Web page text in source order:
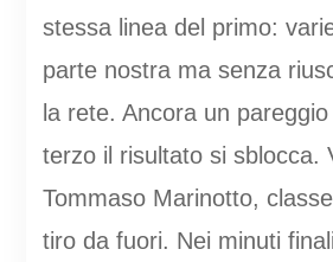
stessa linea del primo:
parte nostra ma senza
la rete. Ancora un
terzo il risultato si sblocca.
Tommaso Marinotto,
tiro da fuori. Nei minuti